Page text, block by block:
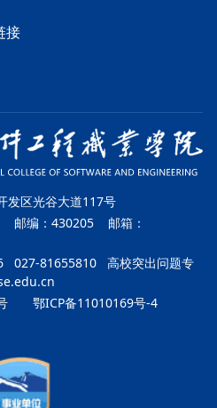
接
发区光谷大道117号
邮编：430205 邮箱：
027-81655810 高校突出问题专
鄂ICP备11010169号-4